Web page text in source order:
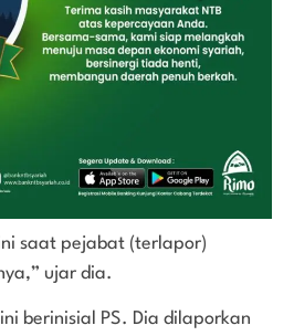
saat pejabat (terlapor)
ujar dia.
berinisial PS. Dia dilaporkan